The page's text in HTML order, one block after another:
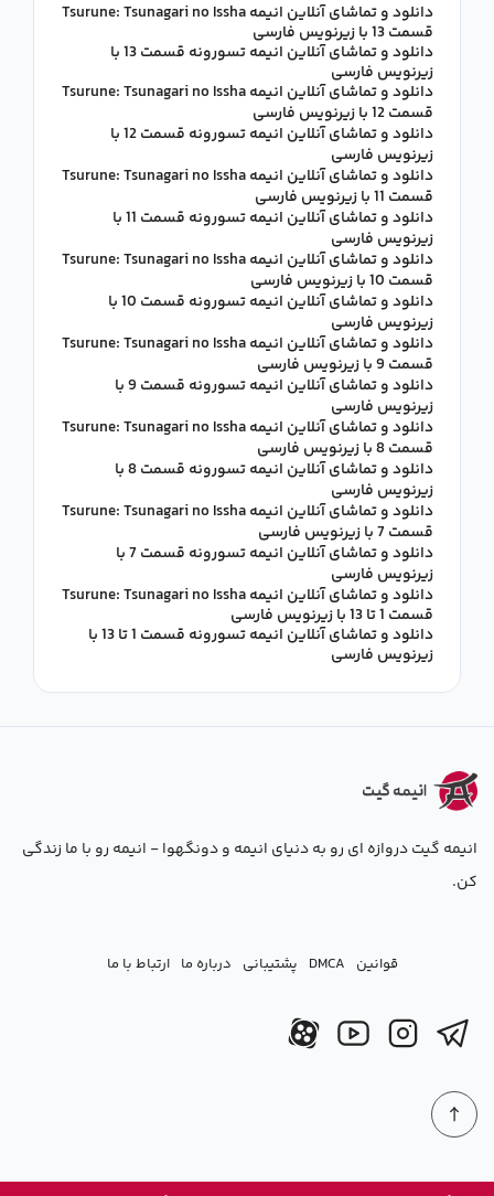
دانلود و تماشای آنلاین انیمه Tsurune: Tsunagari no Issha
قسمت 13 با زیرنویس فارسی
دانلود و تماشای آنلاین انیمه تسورونه قسمت 13 با
زیرنویس فارسی
دانلود و تماشای آنلاین انیمه Tsurune: Tsunagari no Issha
قسمت 12 با زیرنویس فارسی
دانلود و تماشای آنلاین انیمه تسورونه قسمت 12 با
زیرنویس فارسی
دانلود و تماشای آنلاین انیمه Tsurune: Tsunagari no Issha
قسمت 11 با زیرنویس فارسی
دانلود و تماشای آنلاین انیمه تسورونه قسمت 11 با
زیرنویس فارسی
دانلود و تماشای آنلاین انیمه Tsurune: Tsunagari no Issha
قسمت 10 با زیرنویس فارسی
دانلود و تماشای آنلاین انیمه تسورونه قسمت 10 با
زیرنویس فارسی
دانلود و تماشای آنلاین انیمه Tsurune: Tsunagari no Issha
قسمت 9 با زیرنویس فارسی
دانلود و تماشای آنلاین انیمه تسورونه قسمت 9 با
زیرنویس فارسی
دانلود و تماشای آنلاین انیمه Tsurune: Tsunagari no Issha
قسمت 8 با زیرنویس فارسی
دانلود و تماشای آنلاین انیمه تسورونه قسمت 8 با
زیرنویس فارسی
دانلود و تماشای آنلاین انیمه Tsurune: Tsunagari no Issha
قسمت 7 با زیرنویس فارسی
دانلود و تماشای آنلاین انیمه تسورونه قسمت 7 با
زیرنویس فارسی
دانلود و تماشای آنلاین انیمه Tsurune: Tsunagari no Issha
قسمت 1 تا 13 با زیرنویس فارسی
دانلود و تماشای آنلاین انیمه تسورونه قسمت 1 تا 13 با
زیرنویس فارسی
انیمه گیت دروازه ای رو به دنیای انیمه و دونگهوا - انیمه رو با ما زندگی
کن.
قوانین DMCA پشتیبانی درباره ما ارتباط با ما